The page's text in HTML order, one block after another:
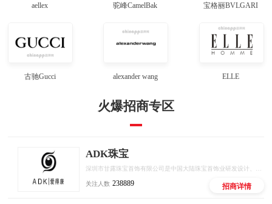
aellex 驼峰CamelBak 宝格丽BVLGARI
古驰Gucci alexander wang ELLE
火爆招商专区
ADK珠宝
关注人数 238889 招商详情